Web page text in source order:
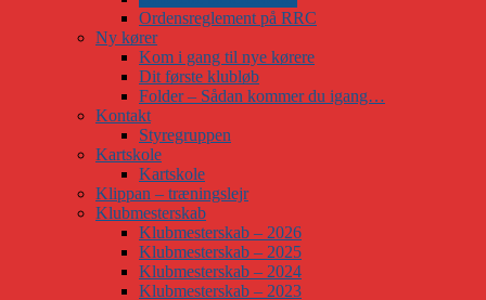
Ordensreglement på RRC
Ny kører
Kom i gang til nye kørere
Dit første klubløb
Folder – Sådan kommer du igang…
Kontakt
Styregruppen
Kartskole
Kartskole
Klippan – træningslejr
Klubmesterskab
Klubmesterskab – 2026
Klubmesterskab – 2025
Klubmesterskab – 2024
Klubmesterskab – 2023